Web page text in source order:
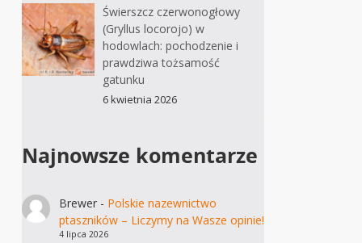
Świerszcz czerwonogłowy
(Gryllus locorojo) w
hodowlach: pochodzenie i
prawdziwa tożsamość
gatunku
6 kwietnia 2026
Najnowsze komentarze
Brewer- Polskie nazewnictwo
ptaszników – Liczymy na Wasze opinie!
4 lipca 2026